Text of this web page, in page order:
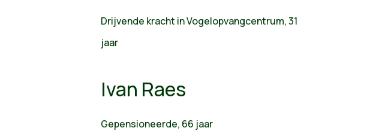
Drijvende kracht in Vogelopvangcentrum, 31
jaar
Ivan Raes
Gepensioneerde, 66 jaar